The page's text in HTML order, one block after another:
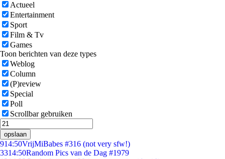
Actueel
Entertainment
Sport
Film & Tv
Games
Toon berichten van deze types
Weblog
Column
(P)review
Special
Poll
Scrollbar gebruiken
opslaan
914:50VrijMiBabes #316 (not very sfw!)
3314:50Random Pics van de Dag #1979